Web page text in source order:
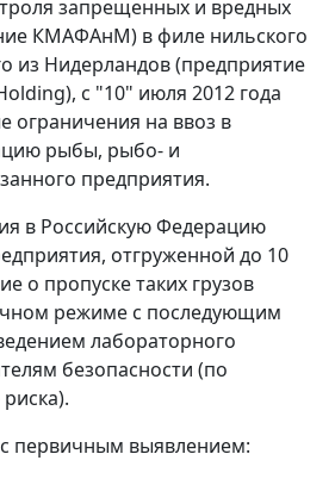
запрещенных и вредных
КМАФАнМ) в филе нильского
из Нидерландов (предприятие
c "10" июля 2012 года
ограничения на ввоз в
рыбы, рыбо- и
предприятия.
в Российскую Федерацию
отгруженной до 10
о пропуске таких грузов
режиме с последующим
лабораторного
безопасности (по
первичным выявлением: